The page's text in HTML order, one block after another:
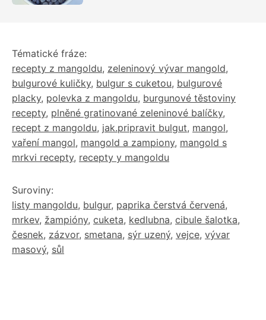
Tématické fráze:
recepty z mangoldu, zeleninový vývar mangold,
bulgurové kuličky, bulgur s cuketou, bulgurové
placky, polevka z mangoldu, burgunové těstoviny
recepty, plněné gratinované zeleninové balíčky,
recept z mangoldu, jak.pripravit bulgut, mangol,
vaření mangol, mangold a zampiony, mangold s
mrkvi recepty, recepty y mangoldu
Suroviny:
listy mangoldu, bulgur, paprika čerstvá červená,
mrkev, žampióny, cuketa, kedlubna, cibule šalotka,
česnek, zázvor, smetana, sýr uzený, vejce, vývar
masový, sůl